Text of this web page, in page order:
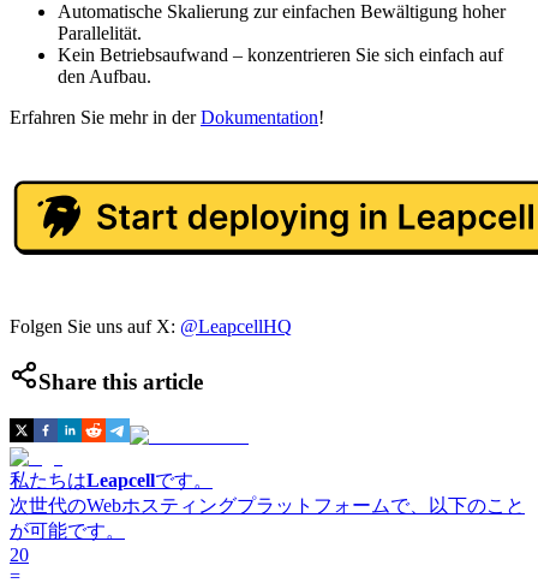
Automatische Skalierung zur einfachen Bewältigung hoher
Parallelität.
Kein Betriebsaufwand – konzentrieren Sie sich einfach auf
den Aufbau.
Erfahren Sie mehr in derDokumentation!
Folgen Sie uns auf X: @LeapcellHQ
Share this article
私たちはLeapcellです。
次世代のWebホスティングプラットフォームで、以下のこと
が可能です。
20
=